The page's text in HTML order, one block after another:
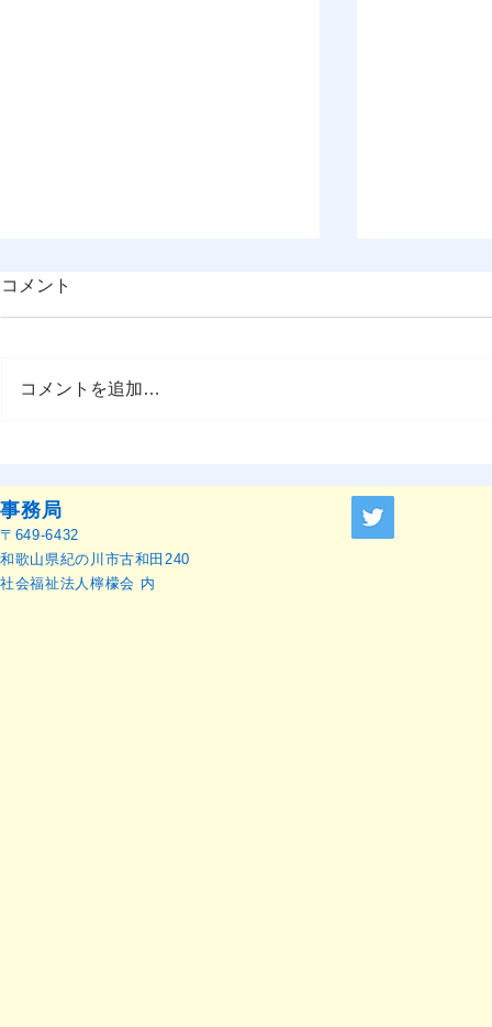
催のお知らせ
ャーナル』
せ
コメント
コメントを追加…
事務局
〒649-6432
和歌山県紀の川市古和田240
社会福祉法人檸檬会 内